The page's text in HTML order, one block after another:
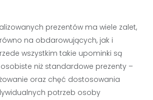
prezentów ma wiele zalet,
na obdarowujących, jak i
wszystkim takie upominki są
niż standardowe prezenty –
oraz chęć dostosowania
potrzeb osoby